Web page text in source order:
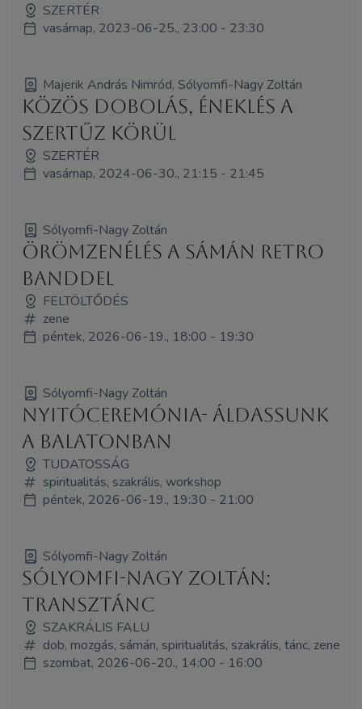
SZERTÉR
vasárnap, 2023-06-25., 23:00 - 23:30
Majerik András Nimród, Sólyomfi-Nagy Zoltán
Közös dobolás, éneklés a
Szertűz körül
SZERTÉR
vasárnap, 2024-06-30., 21:15 - 21:45
Sólyomfi-Nagy Zoltán
Örömzenélés a Sámán Retro
Banddel
FELTÖLTŐDÉS
zene
péntek, 2026-06-19., 18:00 - 19:30
Sólyomfi-Nagy Zoltán
NYITÓCEREMÓNIA- Áldassunk
a Balatonban
TUDATOSSÁG
spiritualitás, szakrális, workshop
péntek, 2026-06-19., 19:30 - 21:00
Sólyomfi-Nagy Zoltán
Sólyomfi-Nagy Zoltán:
Transztánc
SZAKRÁLIS FALU
dob, mozgás, sámán, spiritualitás, szakrális, tánc, zene
szombat, 2026-06-20., 14:00 - 16:00